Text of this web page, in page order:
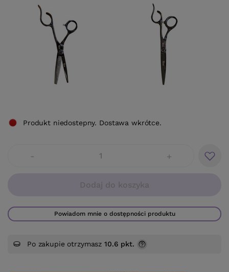
- +
Dodaj do koszyka
Powiadom mnie o dostępności produktu
Produkt niedostepny. Dostawa wkrótce.
Po zakupie otrzymasz10.6 pkt.